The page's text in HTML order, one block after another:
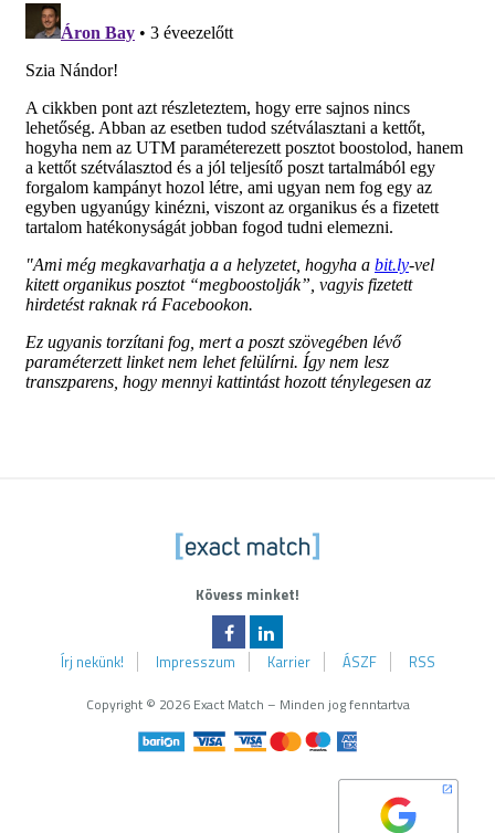
Kövess minket!
Írj nekünk! Impresszum Karrier ÁSZF RSS
Copyright © 2026 Exact Match – Minden jog fenntartva